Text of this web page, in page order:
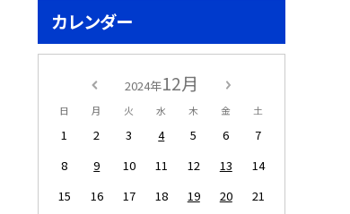
カレンダー
2024年12月
日 月 火 水 木 金 土
1 2 3 4 5 6
7
8
9 10 11 12 13
14
15
16 17 18 19 20
21